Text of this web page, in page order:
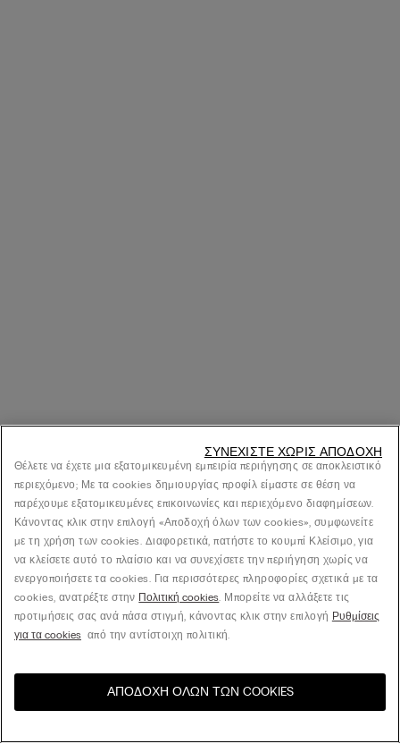
United States
Θέλετε να έχετε μια εξατομικευμένη εμπειρία περιήγησης σε αποκλειστικό
περιεχόμενο; Με τα cookies δημιουργίας προφίλ είμαστε σε θέση να
παρέχουμε εξατομικευμένες επικοινωνίες και περιεχόμενο διαφημίσεων.
Κάνοντας κλικ στην επιλογή «Αποδοχή όλων των cookies», συμφωνείτε
με τη χρήση των cookies. Διαφορετικά, πατήστε το κουμπί Κλείσιμο, για
να κλείσετε αυτό το πλαίσιο και να συνεχίσετε την περιήγηση χωρίς να
ενεργοποιήσετε τα cookies. Για περισσότερες πληροφορίες σχετικά με τα
cookies, ανατρέξτε στην Πολιτική cookies. Μπορείτε να αλλάξετε τις
προτιμήσεις σας ανά πάσα στιγμή, κάνοντας κλικ στην επιλογή Ρυθμίσεις
για τα cookies από την αντίστοιχη πολιτική.
ΑΠΟΔΟΧΉ ΌΛΩΝ ΤΩΝ COOKIES
ΣΥΝΕΧΊΣΤΕ ΧΩΡΊΣ ΑΠΟΔΟΧΉ